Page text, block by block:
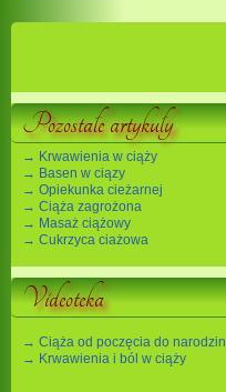
Pozostałe artykuły
→ Krwawienia w ciąży
→ Basen w ciązy
→ Opiekunka cieżarnej
→ Ciąża zagrożona
→ Masaż ciążowy
→ Cukrzyca ciażowa
Videoteka
→ Ciąża od poczęcia do narodzin
→ Krwawienia i ból w ciąży